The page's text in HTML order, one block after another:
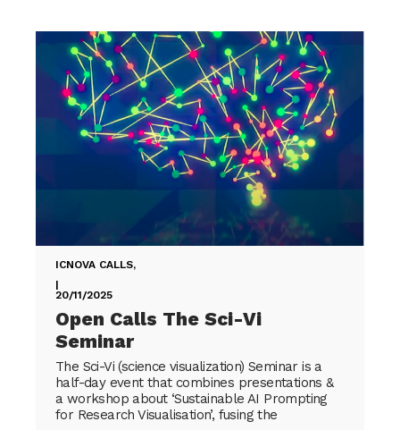
ICNOVA CALLS,
|
20/11/2025
Open Calls The Sci-Vi
Seminar
The Sci-Vi (science visualization) Seminar is a
half-day event that combines presentations &
a workshop about ‘Sustainable AI Prompting
for Research Visualisation’, fusing the